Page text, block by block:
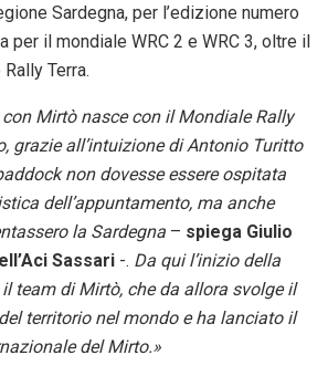
Sardegna, per l’edizione numero
per il mondiale WRC 2 e WRC 3, oltre il
Terra.
Mirtò nasce con il Mondiale Rally
grazie all’intuizione di Antonio Turitto
non dovesse essere ospitata
dell’appuntamento, ma anche
la Sardegna – spiega Giulio
Sassari -. Da qui l’inizio della
team di Mirtò, che da allora svolge il
territorio nel mondo e ha lanciato il
del Mirto.»